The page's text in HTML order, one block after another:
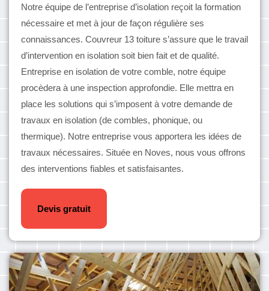
Notre équipe de l’entreprise d’isolation reçoit la formation
nécessaire et met à jour de façon régulière ses
connaissances. Couvreur 13 toiture s’assure que le travail
d’intervention en isolation soit bien fait et de qualité.
Entreprise en isolation de votre comble, notre équipe
procèdera à une inspection approfondie. Elle mettra en
place les solutions qui s’imposent à votre demande de
travaux en isolation (de combles, phonique, ou
thermique). Notre entreprise vous apportera les idées de
travaux nécessaires. Située en Noves, nous vous offrons
des interventions fiables et satisfaisantes.
Devis gratuit